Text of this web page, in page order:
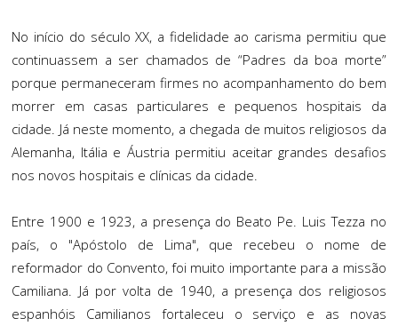
No início do século XX, a fidelidade ao carisma permitiu que
continuassem a ser chamados de “Padres da boa morte”
porque permaneceram firmes no acompanhamento do bem
morrer em casas particulares e pequenos hospitais da
cidade. Já neste momento, a chegada de muitos religiosos da
Alemanha, Itália e Áustria permitiu aceitar grandes desafios
nos novos hospitais e clínicas da cidade.
Entre 1900 e 1923, a presença do Beato Pe. Luis Tezza no
país, o "Apóstolo de Lima", que recebeu o nome de
reformador do Convento, foi muito importante para a missão
Camiliana. Já por volta de 1940, a presença dos religiosos
espanhóis Camilianos fortaleceu o serviço e as novas